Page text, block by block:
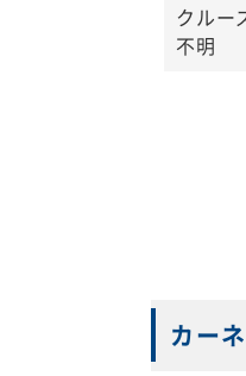
クルー
不明
カー